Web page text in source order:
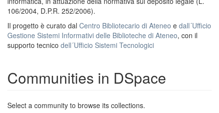
106/2004, D.P.R. 252/2006).
Il progetto è curato dal Centro Bibliotecario di Ateneo e dall´Ufficio
Gestione Sistemi Informativi delle Biblioteche di Ateneo, con il
supporto tecnico dell´Ufficio Sistemi Tecnologici
Communities in DSpace
Select a community to browse its collections.